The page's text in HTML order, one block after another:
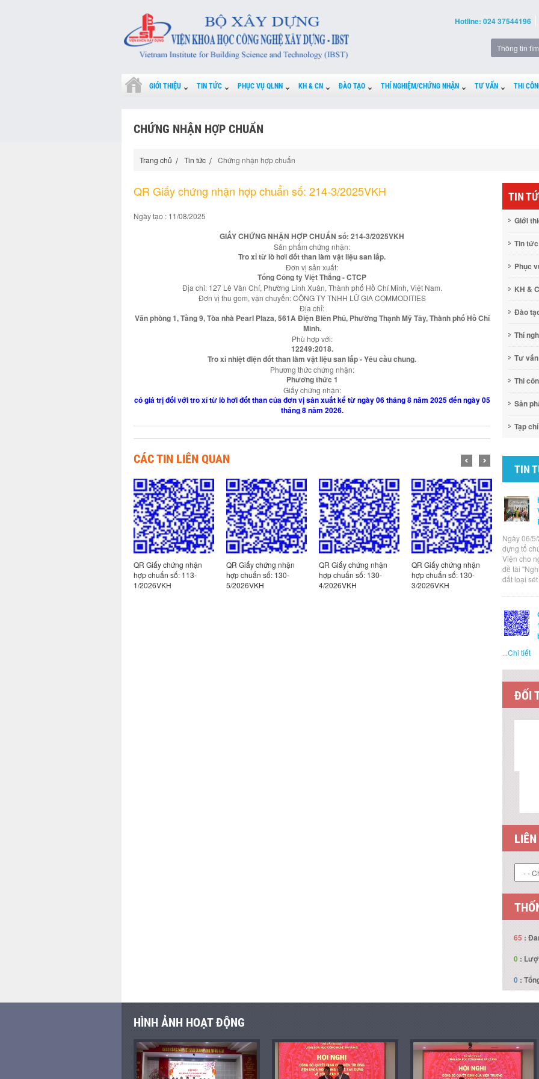
Hotline: 024 37544196
GIỚI THIỆU TIN TỨC PHỤC VỤ QLNN KH & CN ĐÀO TẠO THÍ NGHIỆM/CHỨNG NHẬN TƯ VẤN THI
CHỨNG NHẬN HỢP CHUẨN
Trang chủ Tin tức Chứng nhận hợp chuẩn
QR Giấy chứng nhận hợp chuẩn số: 214-3/2025VKH
Ngày tạo : 11/08/2025
GIẤY CHỨNG NHẬN HỢP CHUẨN số: 214-3/2025VKH
Sản phẩm chứng nhận:
Tro xỉ từ lò hơi đốt than làm vật liệu san lấp.
Đơn vị sản xuất:
Tổng Công ty Việt Thắng - CTCP
Địa chỉ: 127 Lê Văn Chí, Phường Linh Xuân, Thành phố Hồ Chí Minh, Việt Nam.
Đơn vị thu gom, vận chuyển: CÔNG TY TNHH LỮ GIA COMMODITIES
Địa chỉ:
Văn phòng 1, Tầng 9, Tòa nhà Pearl Plaza, 561A Điện Biên Phủ, Phường Thạnh Mỹ Tây, Thành phố Hồ Chí
Minh.
Phù hợp với:
12249:2018.
Tro xỉ nhiệt điện đốt than làm vật liệu san lấp - Yêu cầu chung.
Phương thức chứng nhận:
Phương thức 1
Giấy chứng nhận:
có giá trị đối với tro xỉ từ lò hơi đốt than của đơn vị sản xuất kể từ ngày 06 tháng 8 năm 2025 đến ngày 05
tháng 8 năm 2026.
CÁC TIN LIÊN QUAN
QR Giấy chứng nhận
hợp chuẩn số: 113-
1/2026VKH
QR Giấy chứng nhận
hợp chuẩn số: 130-
5/2026VKH
QR Giấy chứng nhận
hợp chuẩn số: 130-
4/2026VKH
QR Giấy chứng nhận
hợp chuẩn số: 130-
3/2026VKH
QR Giấy
hợp
2/
TIN
Giới
Tin tức
Phục
KH &
Đào
Thí
Tư vấn
Thi
Sản
Tạp chí
TIN
Ngày 06/
dựng tổ
Viện cho
đề tài
đất loại
...Chi tiết
ĐỐI
0:
HÌNH ẢNH HOẠT ĐỘNG